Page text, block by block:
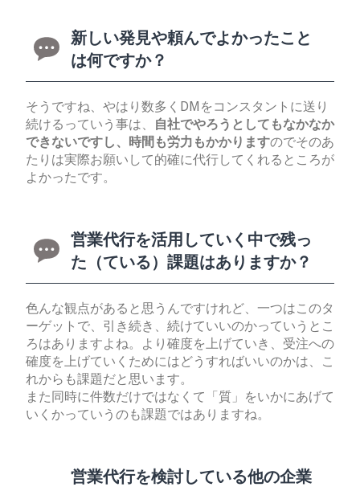
新しい発見や頼んでよかったこと
は何ですか？
そうですね、やはり数多くDMをコンスタントに送り
続けるっていう事は、
自社でやろうとしてもなかなか
できないですし、時間も労力もかかりますのでそのあ
たりは実際お願いして的確に代行してくれるところが
よかったです。
営業代行を活用していく中で残っ
た（ている）課題はありますか？
色んな観点があると思うんですけれど、一つはこのタ
ーゲットで、引き続き、続けていいのかっていうとこ
ろはありますよね。より確度を上げていき、受注への
確度を上げていくためにはどうすればいいのかは、こ
れからも課題だと思います。
また同時に件数だけではなくて「質」をいかにあげて
いくかっていうのも課題ではありますね。
営業代行を検討している他の企業